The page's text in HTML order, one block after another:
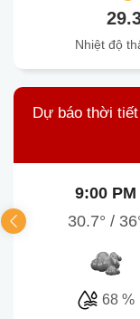
Nhiệt độ
Dự báo thời
9:00 PM
30.7°/
68 %